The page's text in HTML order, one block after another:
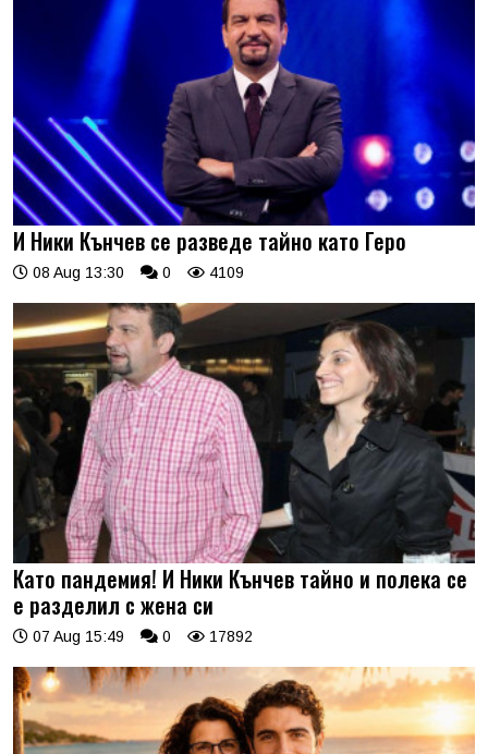
И Ники Кънчев се разведе тайно като Геро
08 Aug 13:30 0 4109
Като пандемия! И Ники Кънчев тайно и полека се
е разделил с жена си
07 Aug 15:49 0 17892